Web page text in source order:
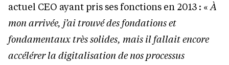
actuel CEO ayant pris ses fonctions en 2013 : «À
mon arrivée, j’ai trouvé des fondations et
fondamentaux très solides, mais il fallait encore
accélérer la digitalisation de nos processus